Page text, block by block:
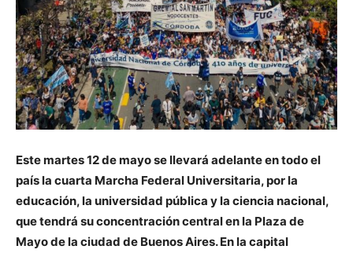
Este martes 12 de mayo se llevará adelante en todo el
país la cuarta Marcha Federal Universitaria, por la
educación, la universidad pública y la ciencia nacional,
que tendrá su concentración central en la Plaza de
Mayo de la ciudad de Buenos Aires. En la capital